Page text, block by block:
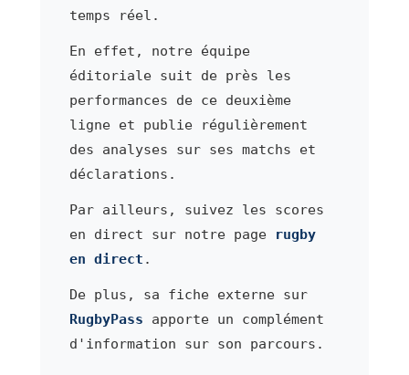
temps réel.
En effet, notre équipe
éditoriale suit de près les
performances de ce deuxième
ligne et publie régulièrement
des analyses sur ses matchs et
déclarations.
Par ailleurs, suivez les scores
en direct sur notre page
rugby
en direct .
De plus, sa fiche externe sur
RugbyPass apporte un complément
d'information sur son parcours.